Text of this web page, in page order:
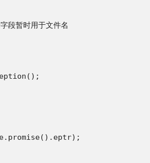
暂时用于文件名